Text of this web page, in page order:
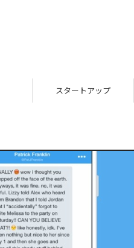
スタートアップ